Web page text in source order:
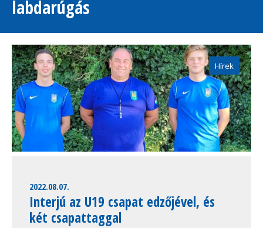
labdarúgás
Hírek
2022.08.07.
Interjú az U19 csapat edzőjével, és
két csapattaggal